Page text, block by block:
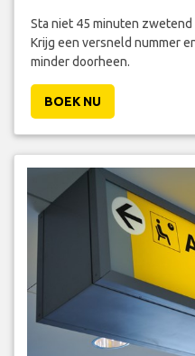
Sta niet 45 minuten
Krijg een versneld nummer
minder doorheen.
BOEK NU